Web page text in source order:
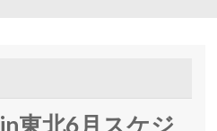
in東北6月スケジ